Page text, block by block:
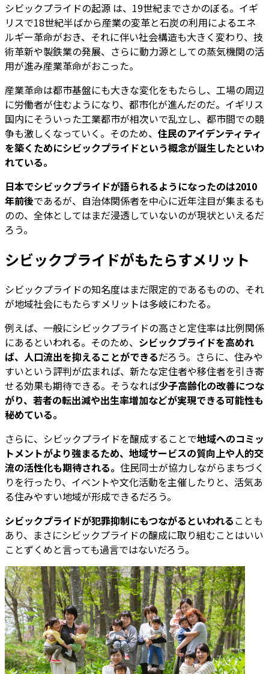
シビックプライドの起源 は、19世紀までさかのぼる。イギ
リスで18世紀半ばから産業の変革と石炭の利用によるエネ
ルギー革命がおき、それに伴い社会構造も大きく変わり、技
術革新や製鉄業の発展、さらに動力源としての蒸気機関の活
用が進み産業革命がおこった。
産業革命は都市基盤にも大きな変化をもたらし、工場の周辺
に労働者が住むようになり、都市化が進んだのだ。イギリス
国内にそういった工業都市が相次いで乱立し、都市間での競
争も激しくなっていく。そのため、 住民のアイデンティティ
を築くためにシビックプライドという概念が誕生したといわ
れている。
日本でシビックプライドが語られるようになったのは2010
年前後であるが、自治体関係者を中心に近年注目が集まるも
のの、全体としてはまだ浸透していないのが現状といえるだ
ろう。
シビックプライドがもたらすメリット
シビックプライドの知名度はまだ限定的であるものの、それ
が地域社会にもたらすメリットは多岐にわたる。
例えば、一般にシビックプライドの高さと定住率は比例関係
にあるといわれる。そのため、 シビックプライドを高めれ
ば、人口流出を抑えることができるだろう。さらに、住みや
すいという評判が広まれば、新たな定住者や移住者を引き寄
せる効果も期待できる。そうなれば少子高齢化の改善につな
がり、若者の転出減や出生率増加などが実現できる可能性も
秘めている。
さらに、シビックプライドを醸成することで地域へのコミッ
トメントがより強まるため、地域サービスの質向上や人的交
流の活性化も期待される。 住民同士が協力しながらまちづく
りを行ったり、イベントや文化活動を主催したりと、活気あ
る住みやすい地域が形成できるだろう。
シビックプライドが犯罪抑制にもつながるといわれることも
あり、まさにシビックプライドの醸成に取り組むことはいい
ことずくめと言っても過言ではないだろう。